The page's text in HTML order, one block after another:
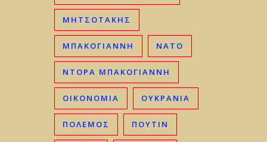
ΜΗΤΣΟΤΆΚΗΣ
ΜΠΑΚΟΓΙΆΝΝΗ ΝΑΤΟ
ΝΤΟΡΑ ΜΠΑΚΟΓΙΑΝΝΗ
ΟΙΚΟΝΟΜΊΑ ΟΥΚΡΑΝΊΑ
ΠΟΛΕΜΟΣ ΠΟΥΤΙΝ